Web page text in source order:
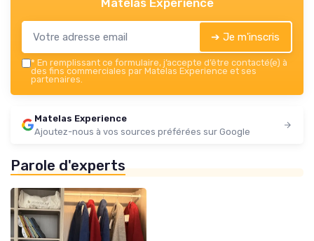
Matelas Experience
➔ Je m'inscris
* En remplissant ce formulaire, j’accepte d’être contacté(e) à
des fins commerciales par Matelas Experience et ses
partenaires.
Matelas Experience
Ajoutez-nous à vos sources préférées sur Google
Parole d'experts